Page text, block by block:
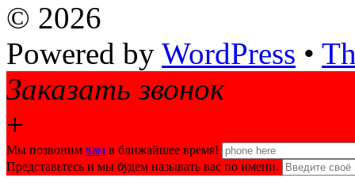
© 2026
Powered by WordPress •
Заказать звонок
+
Мы позвоним вам в ближайшее время!
Представьтесь и мы будем называть вас по имени.